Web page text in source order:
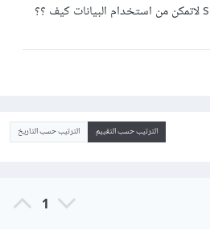
الترتيب حسب التقييم الترتيب حسب التاريخ
1